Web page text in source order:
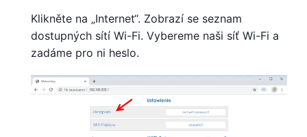
Klikněte na „Internet“. Zobrazí se seznam
dostupných sítí Wi-Fi. Vybereme naši síť Wi-Fi a
zadáme pro ni heslo.